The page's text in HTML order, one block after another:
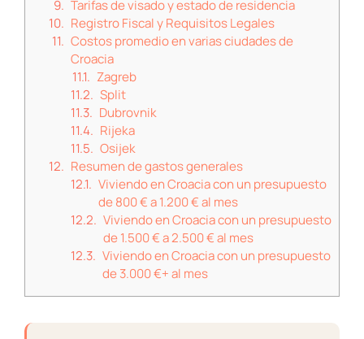
Tarifas de visado y estado de residencia
Registro Fiscal y Requisitos Legales
Costos promedio en varias ciudades de
Croacia
Zagreb
Split
Dubrovnik
Rijeka
Osijek
Resumen de gastos generales
Viviendo en Croacia con un presupuesto
de 800 € a 1.200 € al mes
Viviendo en Croacia con un presupuesto
de 1.500 € a 2.500 € al mes
Viviendo en Croacia con un presupuesto
de 3.000 €+ al mes